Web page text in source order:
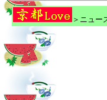
＞ニュー